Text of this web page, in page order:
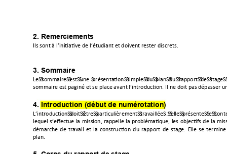
2. Remerciements
+
3. Sommaire
                       
4. Introduction (début de numérotation)
    #  /    -       
 0  "   "  7  
          1  
